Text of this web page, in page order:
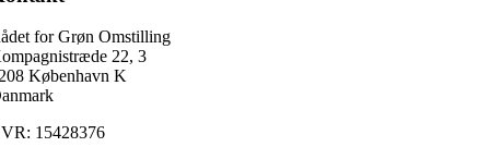
for Grøn Omstilling
22, 3
København K
15428376